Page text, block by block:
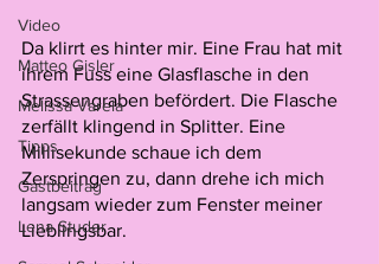
Video
Matteo Gisler
Melissa Varela
Tipps
Gastbeitrag
Lena Studer
Da klirrt es hinter mir. Eine Frau hat mit
ihrem Fuss eine Glasflasche in den
Strassengraben befördert. Die Flasche
zerfällt klingend in Splitter. Eine
Millisekunde schaue ich dem
Zerspringen zu, dann drehe ich mich
langsam wieder zum Fenster meiner
Lieblingsbar.